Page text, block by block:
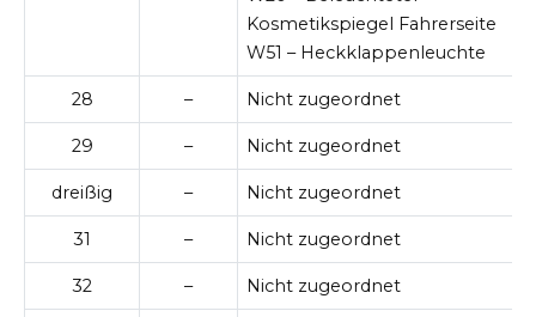
Kosmetikspiegel Fahrerseite
W51 – Heckklappenleuchte
28 – Nicht zugeordnet
29 – Nicht zugeordnet
dreißig – Nicht zugeordnet
31 – Nicht zugeordnet
32 – Nicht zugeordnet